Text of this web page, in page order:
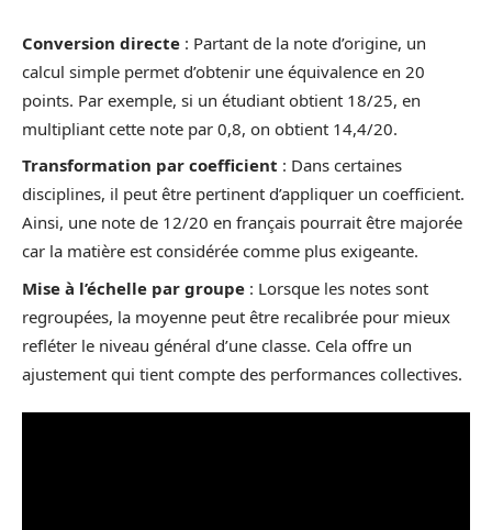
Conversion directe : Partant de la note d’origine, un
calcul simple permet d’obtenir une équivalence en 20
points. Par exemple, si un étudiant obtient 18/25, en
multipliant cette note par 0,8, on obtient 14,4/20.
Transformation par coefficient : Dans certaines
disciplines, il peut être pertinent d’appliquer un coefficient.
Ainsi, une note de 12/20 en français pourrait être majorée
car la matière est considérée comme plus exigeante.
Mise à l’échelle par groupe : Lorsque les notes sont
regroupées, la moyenne peut être recalibrée pour mieux
refléter le niveau général d’une classe. Cela offre un
ajustement qui tient compte des performances collectives.